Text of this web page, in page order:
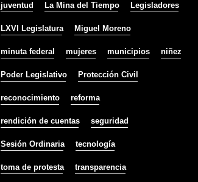
juventud La Mina del Tiempo Legisladores
LXVI Legislatura Miguel Moreno
minuta federal mujeres municipios niñez
Poder Legislativo Protección Civil
reconocimiento reforma
rendición de cuentas seguridad
Sesión Ordinaria tecnología
toma de protesta transparencia